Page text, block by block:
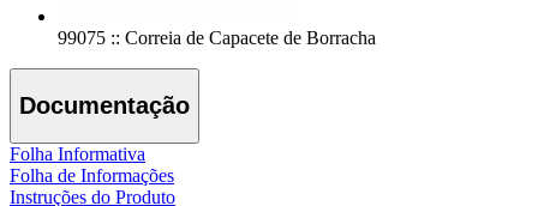
99075 :: Correia de Capacete de Borracha
Documentação
Folha Informativa
Folha de Informações
Instruções do Produto